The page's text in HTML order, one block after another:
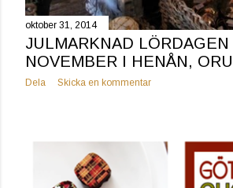
oktober 31, 2014
JULMARKNAD LÖRDAGEN
NOVEMBER I HENÅN,
Dela Skicka en kommentar